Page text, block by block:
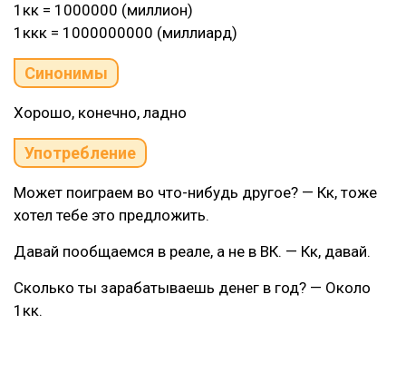
1кк = 1000000 (миллион)
1ккк = 1000000000 (миллиард)
Синонимы
Хорошо, конечно, ладно
Употребление
Может поиграем во что-нибудь другое? — Кк, тоже
хотел тебе это предложить.
Давай пообщаемся в реале, а не в ВК. — Кк, давай.
Сколько ты зарабатываешь денег в год? — Около
1кк.